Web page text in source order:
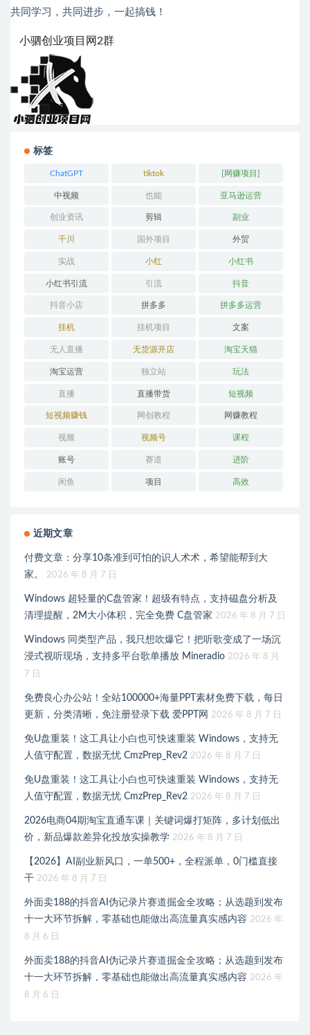
共同学习，共同进步，一起搞钱！
小驷创业项目网2群
标签
ChatGPT tiktok [网赚项目]
中视频 也能 亚马逊运营
创业资讯 剪辑 副业
千川 国外项目 外贸
实战 小红 小红书
小红书引流 引流 抖音
抖音小店 拼多多 拼多多运营
挂机 挂机项目 文案
无人直播 无货源开店 淘宝天猫
淘宝运营 独立站 玩法
直播 直播带货 短视频
短视频赚钱 网创教程 网赚教程
视频 视频号 课程
账号 赛道 进阶
闲鱼 项目 高效
近期文章
付费文章：分享10条准到可怕的识人术术，希望能帮到大
家。
2026 年 8 月 7 日
Windows 超轻量的C盘管家！超级有特点，支持磁盘分析及
清理提醒，2M大小体积，完全免费 C盘管家 2026 年 8 月 7 日
Windows 同类型产品，我只想吹爆它！把听歌变成了一场沉
浸式视听现场，支持多平台歌单播放 Mineradio 2026 年 8 月
7 日
免费良心办公站！全站100000+海量PPT素材免费下载，每日
更新，分类清晰，免注册登录下载 爱PPT网
2026 年 8 月 7 日
免U盘重装！这工具让小白也可快速重装 Windows，支持无
人值守配置，数据无忧 CmzPrep_Rev2 2026 年 8 月 7 日
免U盘重装！这工具让小白也可快速重装 Windows，支持无
人值守配置，数据无忧 CmzPrep_Rev2 2026 年 8 月 7 日
2026电商04期淘宝直通车课｜关键词爆打矩阵，多计划低出
价，新品爆款差异化投放实操教学 2026 年 8 月 7 日
【2026】AI副业新风口，一单500+，全程派单，0门槛直接
干 2026 年 8 月 7 日
外面卖188的抖音AI伪记录片赛道掘金全攻略；从选题到发布
十一大环节拆解，零基础也能做出高流量真实感内容 2026 年
8 月 6 日
外面卖188的抖音AI伪记录片赛道掘金全攻略；从选题到发布
十一大环节拆解，零基础也能做出高流量真实感内容 2026 年
8 月 6 日